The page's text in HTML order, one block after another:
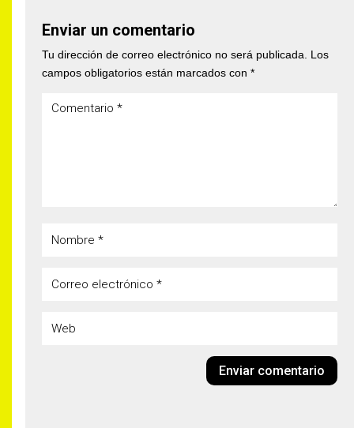
Enviar un comentario
Tu dirección de correo electrónico no será publicada.
Los
campos obligatorios están marcados con*
Enviar comentario